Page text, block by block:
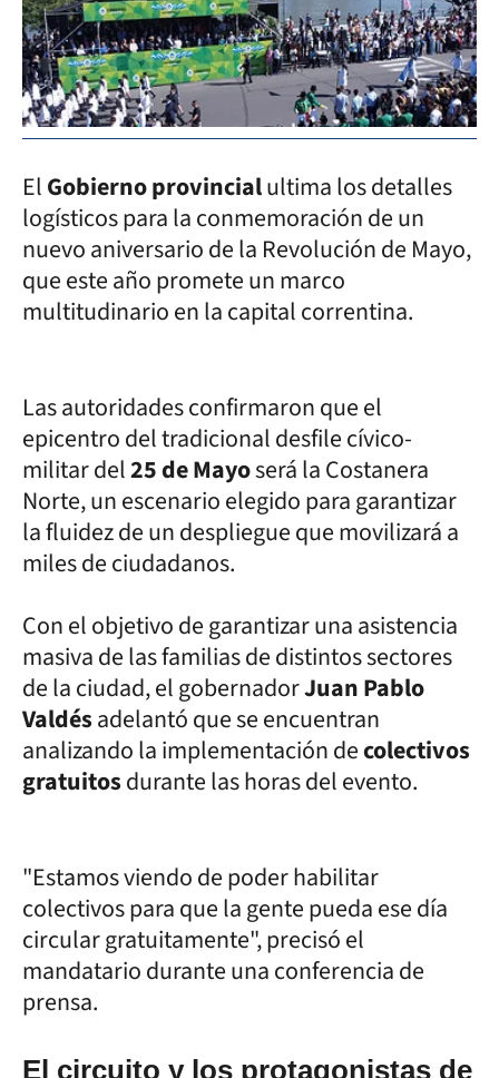
ElGobierno provincialultima los detalles
logísticos para la conmemoración de un
nuevo aniversario de la Revolución de Mayo,
que este año promete un marco
multitudinario en la capital correntina.
Las autoridades confirmaron que el
epicentro del tradicional desfile cívico-
militar del25 de Mayoserá la Costanera
Norte, un escenario elegido para garantizar
la fluidez de un despliegue que movilizará a
miles de ciudadanos.
Con el objetivo de garantizar una asistencia
masiva de las familias de distintos sectores
de la ciudad, el gobernadorJuan Pablo
Valdésadelantó que se encuentran
analizando la implementación decolectivos
gratuitosdurante las horas del evento.
"Estamos viendo de poder habilitar
colectivos para que la gente pueda ese día
circular gratuitamente", precisó el
mandatario durante una conferencia de
prensa.
El circuito y los protagonistas de